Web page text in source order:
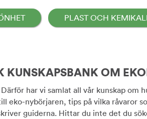
PLAST OCH
KUNSKAPSBANK OM
har vi samlat all vår kunskap om
eko-nybörjaren, tips på vilka råvaror
guiderna. Hittar du inte det du